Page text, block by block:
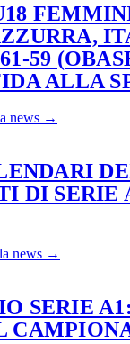
59
ALLA
news →
DI SERIE
news →
SERIE